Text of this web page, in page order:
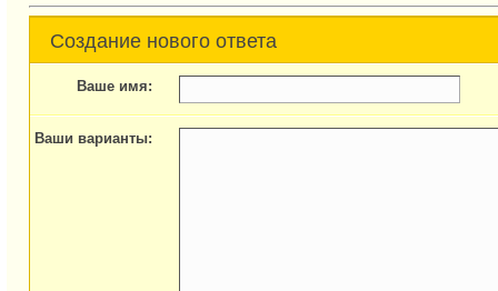
Создание нового ответа
Ваше имя:
Ваши варианты: